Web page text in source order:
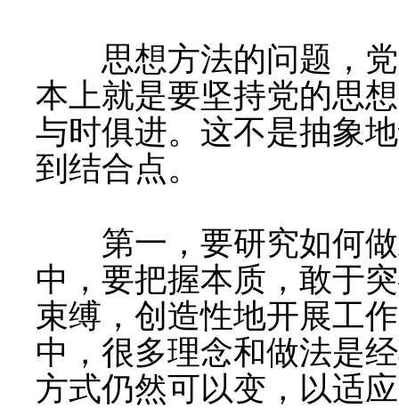
思想方法的问题，党
本上就是要坚持党的思
与时俱进。这不是抽象
到结合点。
第一，要研究如何
中，要把握本质，敢于
束缚，创造性地开展工
中，很多理念和做法是
方式仍然可以变，以适